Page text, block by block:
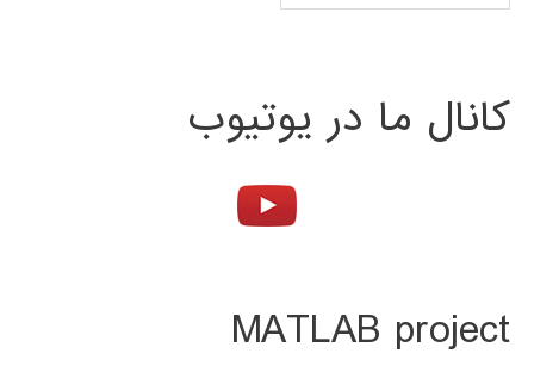
کانال ما در یوتیوب
MATLAB project